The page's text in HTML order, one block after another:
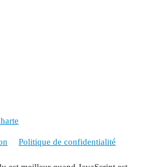
Politique de confidentialité